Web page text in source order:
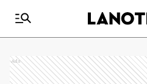
Ads